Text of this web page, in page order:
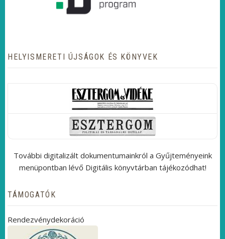
HELYISMERETI ÚJSÁGOK ÉS KÖNYVEK
További digitalizált dokumentumainkról a Gyűjteményeink
menüpontban lévő Digitális könyvtárban tájékozódhat!
TÁMOGATÓK
Rendezvénydekoráció